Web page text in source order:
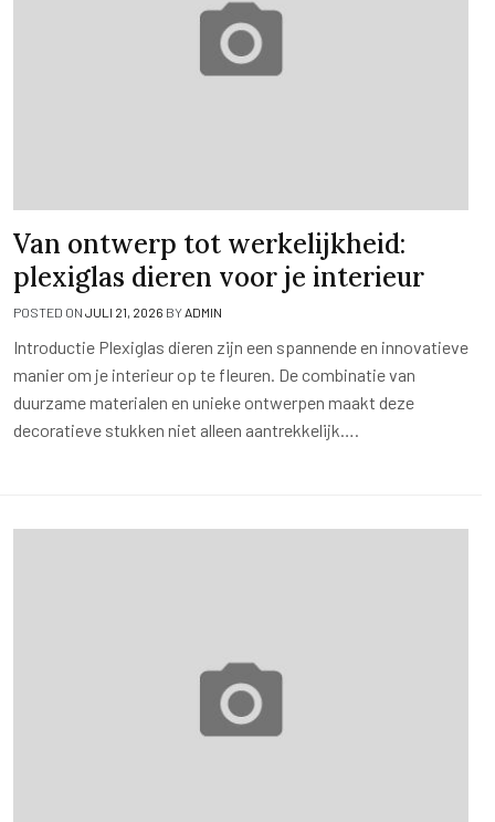
Van ontwerp tot werkelijkheid:
plexiglas dieren voor je interieur
POSTED ON JULI 21, 2026 BYADMIN
Introductie Plexiglas dieren zijn een spannende en innovatieve
manier om je interieur op te fleuren. De combinatie van
duurzame materialen en unieke ontwerpen maakt deze
decoratieve stukken niet alleen aantrekkelijk….